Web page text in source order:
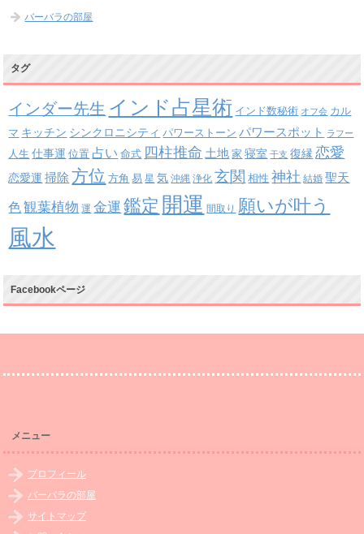
バーバラの部屋
タグ
インダー先生 インド占星術 インド数秘術 オフ会 カル
マ キッチン シンクロニシティ パワーストーン パワースポット ラフー
人生 仕事運 位置 占い 命式 四柱推命 土地 家 寝室 干支 復縁 恋愛
恋愛運 掃除 方位 方角 易 星 気 沖縄 浄化 玄関 相性 神社 結婚 聖天
色 観葉植物 運 金運 鑑定 開運 間取り 願いが叶う
風水
Facebookページ
メニュー
プロフィール
バーバラの部屋
サイトマップ